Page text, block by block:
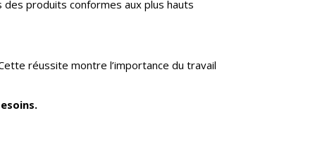
produits conformes aux plus hauts
réussite montre l’importance du travail